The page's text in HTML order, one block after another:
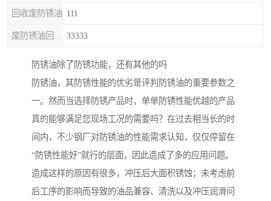
回收废防锈油 111
33333
防锈油除了防锈功能，还有其他的吗
防锈油，其防锈性能的优劣是评判防锈油的重要参数之
一。然而当选择防锈产品时，单单防锈性能优越的产品
真的能够满足您现场工况的需要吗？在过去相当长的时
间内，不少钢厂对防锈油的性能需求认知，仅仅停留在
“防锈性能好”就行的层面，因此造成了多的应用问题。
造成这样的原因有很多，冲压后大面积锈蚀；未考虑前
后工序的影响而导致的油品兼容、清洗以及冲压润滑问